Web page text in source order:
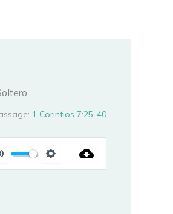
1 Corintios 7:25-40
SETTINGS